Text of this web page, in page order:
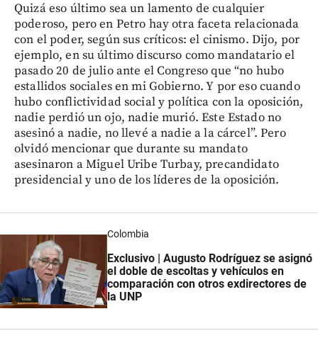
Quizá eso último sea un lamento de cualquier
poderoso, pero en Petro hay otra faceta relacionada
con el poder, según sus críticos: el cinismo. Dijo, por
ejemplo, en su último discurso como mandatario el
pasado 20 de julio ante el Congreso que “no hubo
estallidos sociales en mi Gobierno. Y por eso cuando
hubo conflictividad social y política con la oposición,
nadie perdió un ojo, nadie murió. Este Estado no
asesinó a nadie, no llevé a nadie a la cárcel”. Pero
olvidó mencionar que durante su mandato
asesinaron a Miguel Uribe Turbay, precandidato
presidencial y uno de los líderes de la oposición.
Colombia
Exclusivo | Augusto Rodríguez se asignó
el doble de escoltas y vehículos en
comparación con otros exdirectores de
la UNP